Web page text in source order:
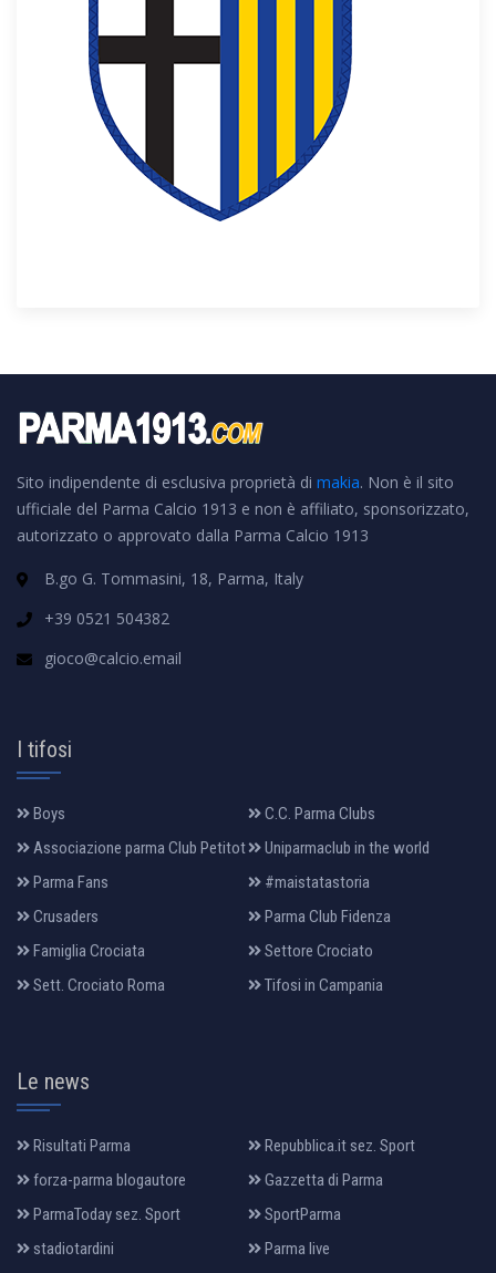
Sito indipendente di esclusiva proprietà di makia. Non è il sito
ufficiale del Parma Calcio 1913 e non è affiliato, sponsorizzato,
autorizzato o approvato dalla Parma Calcio 1913
B.go G. Tommasini, 18, Parma, Italy
+39 0521 504382
gioco@calcio.email
I tifosi
Boys
C.C. Parma Clubs
Associazione parma Club Petitot
Uniparmaclub in the world
Parma Fans
#maistatastoria
Crusaders
Parma Club Fidenza
Famiglia Crociata
Settore Crociato
Sett. Crociato Roma
Tifosi in Campania
Le news
Risultati Parma
Repubblica.it sez. Sport
forza-parma blogautore
Gazzetta di Parma
ParmaToday sez. Sport
SportParma
stadiotardini
Parma live